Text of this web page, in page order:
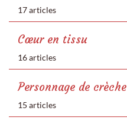
17 articles
Cœur en tissu
16 articles
Personnage de crèche
15 articles